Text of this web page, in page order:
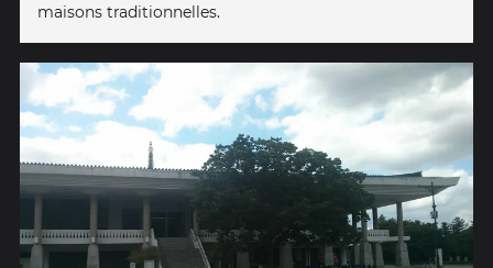
maisons traditionnelles.